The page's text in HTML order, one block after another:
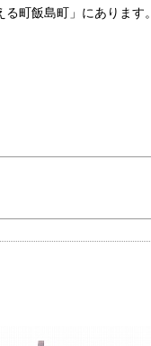
町飯島町」にあります。